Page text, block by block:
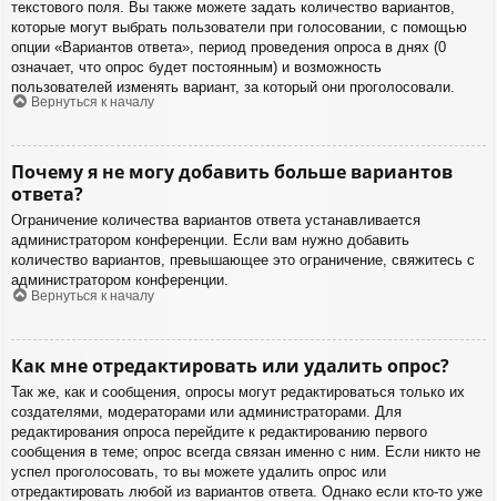
текстового поля. Вы также можете задать количество вариантов,
которые могут выбрать пользователи при голосовании, с помощью
опции «Вариантов ответа», период проведения опроса в днях (0
означает, что опрос будет постоянным) и возможность
пользователей изменять вариант, за который они проголосовали.
Вернуться к началу
Почему я не могу добавить больше вариантов
ответа?
Ограничение количества вариантов ответа устанавливается
администратором конференции. Если вам нужно добавить
количество вариантов, превышающее это ограничение, свяжитесь с
администратором конференции.
Вернуться к началу
Как мне отредактировать или удалить опрос?
Так же, как и сообщения, опросы могут редактироваться только их
создателями, модераторами или администраторами. Для
редактирования опроса перейдите к редактированию первого
сообщения в теме; опрос всегда связан именно с ним. Если никто не
успел проголосовать, то вы можете удалить опрос или
отредактировать любой из вариантов ответа. Однако если кто-то уже